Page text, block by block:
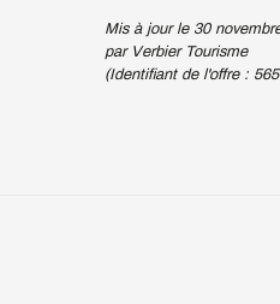
Mis à jour le 30
par Verbier Tourisme
(Identifiant de l'offre :